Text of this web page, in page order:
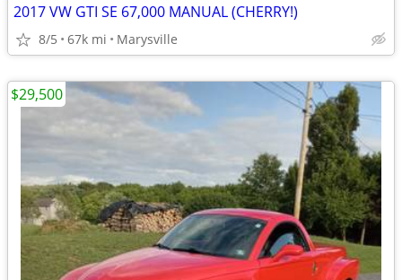
2017 VW GTI SE 67,000 MANUAL (CHERRY!)
8/5 67k mi Marysville
$29,500